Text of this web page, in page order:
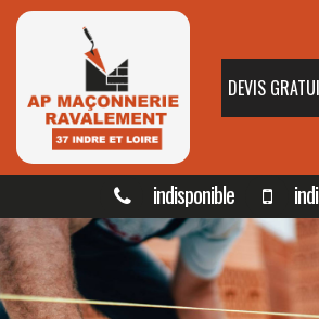
DEVIS
indisponible